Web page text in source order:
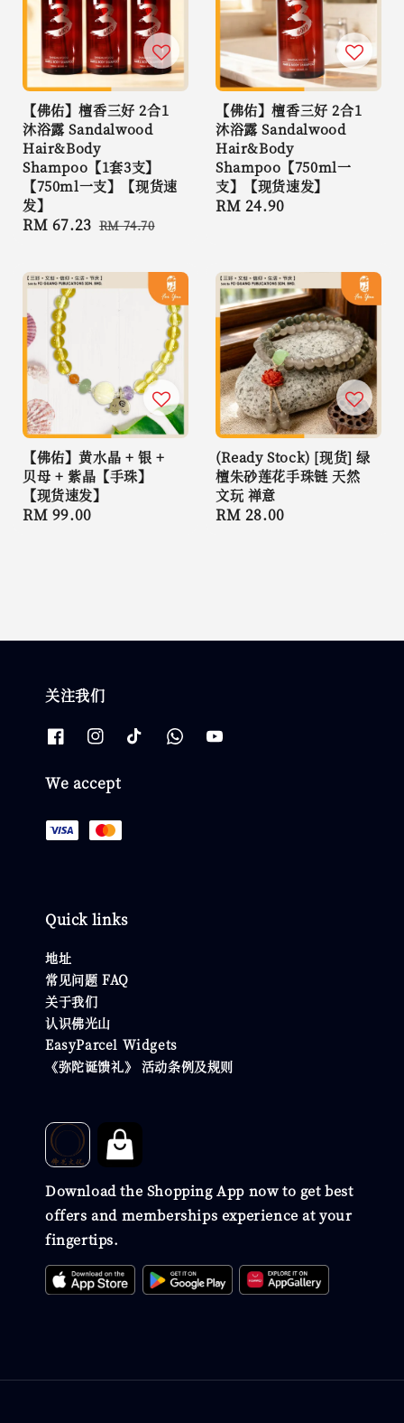
【佛佑】檀香三好 2合1
沐浴露 Sandalwood
Hair&Body
Shampoo【1套3支】
【750ml一支】【现货速
发】
Sale
RM 67.23 Regular
RM 74.70
【佛佑】檀香三好 2合1
沐浴露 Sandalwood
Hair&Body
Shampoo【750ml一
支】【现货速发】
Regular
RM 24.90
【佛佑】黄水晶 + 银 +
贝母 + 紫晶【手珠】
【现货速发】
Regular
RM 99.00
(Ready Stock) [现货] 绿
檀朱砂莲花手珠链 天然
文玩 禅意
Regular
RM 28.00
关注我们
We accept
Quick links
地址
常见问题 FAQ
关于我们
认识佛光山
EasyParcel Widgets
《弥陀诞馈礼》 活动条例及规则
Download the Shopping App now to get best
offers and memberships experience at your
fingertips.